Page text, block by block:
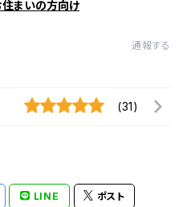
まいの方向け
通報する
(31)
LINE ポスト